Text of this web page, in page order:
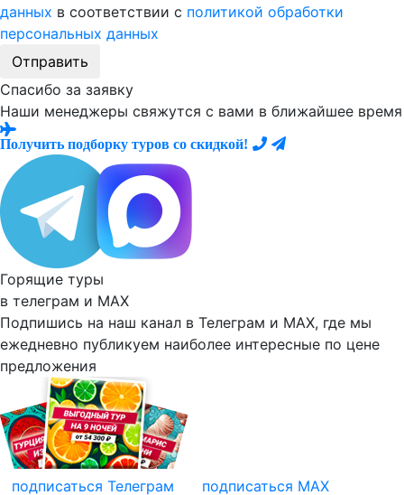
данных в соответствии с политикой обработки
персональных данных
Отправить
Спасибо за заявку
Наши менеджеры свяжутся с вами в ближайшее время
Получить подборку туров со скидкой!
Горящие туры
в телеграм и MAX
Подпишись на наш канал в Телеграм и MAX, где мы
ежедневно публикуем наиболее интересные по цене
предложения
подписаться Телеграм подписаться MAX